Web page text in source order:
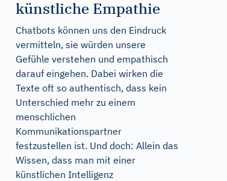
künstliche Empathie
Chatbots können uns den Eindruck
vermitteln, sie würden unsere
Gefühle verstehen und empathisch
darauf eingehen. Dabei wirken die
Texte oft so authentisch, dass kein
Unterschied mehr zu einem
menschlichen
Kommunikationspartner
festzustellen ist. Und doch: Allein das
Wissen, dass man mit einer
künstlichen Intelligenz